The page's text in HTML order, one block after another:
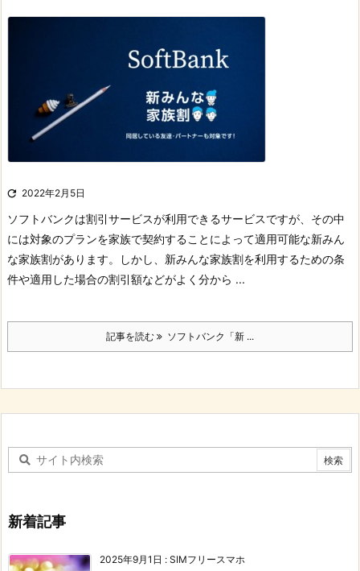
 2022年2月5日
ソフトバンクは割引サービスが利用できるサービスですが、その中
には対象のプランを家族で契約することによって適用可能な新みん
な家族割があります。
しかし、新みんな家族割を利用するための条
件や適用した場合の割引額などがよく分から ...
記事を読む ソフトバンク「新 ...
新着記事
2025年9月1日 : SIMフリースマホ